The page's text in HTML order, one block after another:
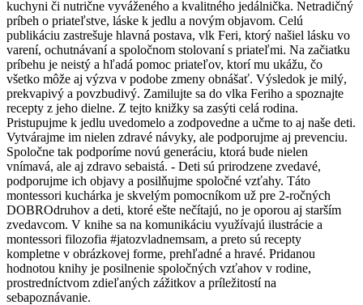
kuchyni či nutrične vyváženého a kvalitného jedálnička. Netradičný
príbeh o priateľstve, láske k jedlu a novým objavom. Celú
publikáciu zastrešuje hlavná postava, vlk Feri, ktorý našiel lásku vo
varení, ochutnávaní a spoločnom stolovaní s priateľmi. Na začiatku
príbehu je neistý a hľadá pomoc priateľov, ktorí mu ukážu, čo
všetko môže aj výzva v podobe zmeny obnášať. Výsledok je milý,
prekvapivý a povzbudivý. Zamilujte sa do vlka Feriho a spoznajte
recepty z jeho dielne. Z tejto knižky sa zasýti celá rodina.
Pristupujme k jedlu uvedomelo a zodpovedne a učme to aj naše deti.
Vytvárajme im nielen zdravé návyky, ale podporujme aj prevenciu.
Spoločne tak podporíme novú generáciu, ktorá bude nielen
vnímavá, ale aj zdravo sebaistá. - Deti sú prirodzene zvedavé,
podporujme ich objavy a posilňujme spoločné vzťahy. Táto
montessori kuchárka je skvelým pomocníkom už pre 2-ročných
DOBROdruhov a deti, ktoré ešte nečítajú, no je oporou aj starším
zvedavcom. V knihe sa na komunikáciu využívajú ilustrácie a
montessori filozofia #jatozvladnemsam, a preto sú recepty
kompletne v obrázkovej forme, prehľadné a hravé. Pridanou
hodnotou knihy je posilnenie spoločných vzťahov v rodine,
prostredníctvom zdieľaných zážitkov a príležitostí na
sebapoznávanie.